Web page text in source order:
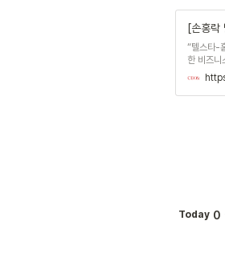
[손홍
“텔스타-
한 비즈니
화로 규
이 바로
즈 스마트
Today 0